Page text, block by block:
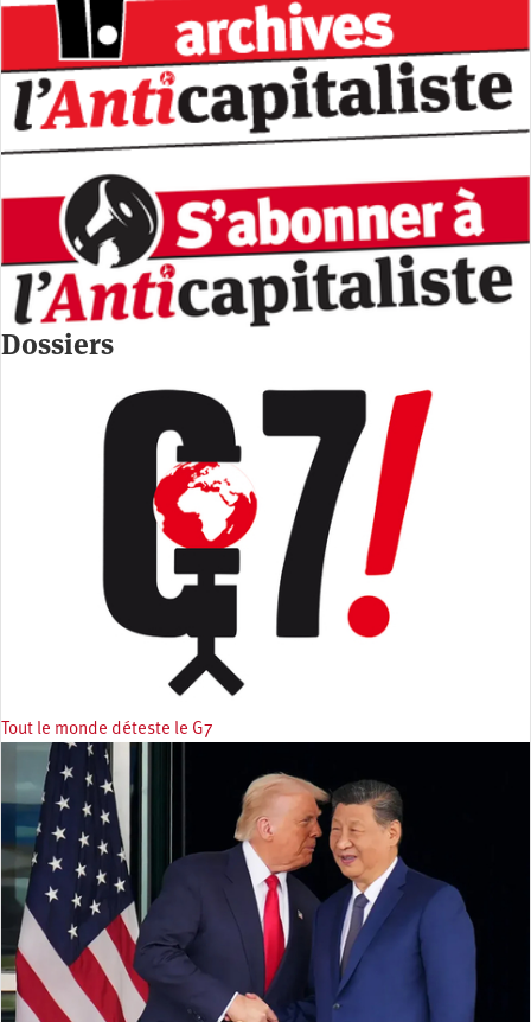
Dossiers
Tout le monde déteste le G7